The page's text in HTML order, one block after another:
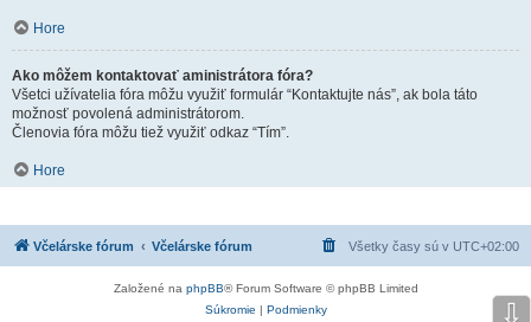
Hore
Ako môžem kontaktovať aministrátora fóra?
Všetci užívatelia fóra môžu využiť formulár “Kontaktujte nás”, ak bola táto
možnosť povolená administrátorom.
Členovia fóra môžu tiež využiť odkaz “Tím”.
Hore
Včelárske fórum Včelárske fórum Všetky časy sú v UTC+02:00
Založené na phpBB® Forum Software © phpBB Limited
Súkromie | Podmienky ⇩